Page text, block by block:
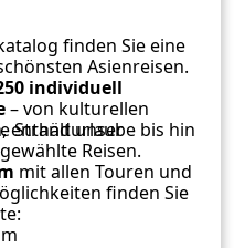
finden Sie eine
Asienreisen.
individuell
– von kulturellen
Strandurlaube bis hin
enthält unser
Reisen.
mit allen Touren und
finden Sie